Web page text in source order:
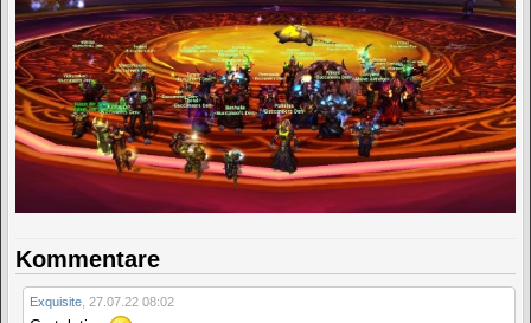
Kommentare
Exquisite 27.07.22 08:02